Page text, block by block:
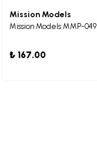
Mission Models
₺ 167.00